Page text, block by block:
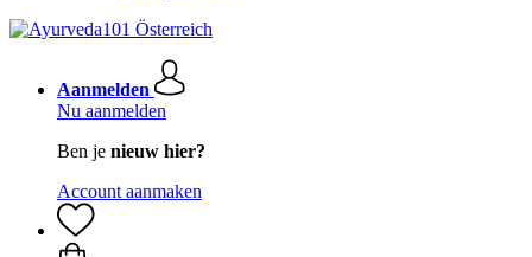
Aanmelden
Nu aanmelden
Ben je nieuw hier?
Account aanmaken